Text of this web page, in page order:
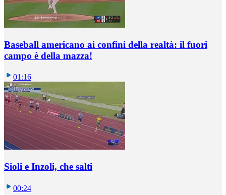
Baseball americano ai confini della realtà: il fuori
campo è della mazza!
01:16
Sioli e Inzoli, che salti
00:24